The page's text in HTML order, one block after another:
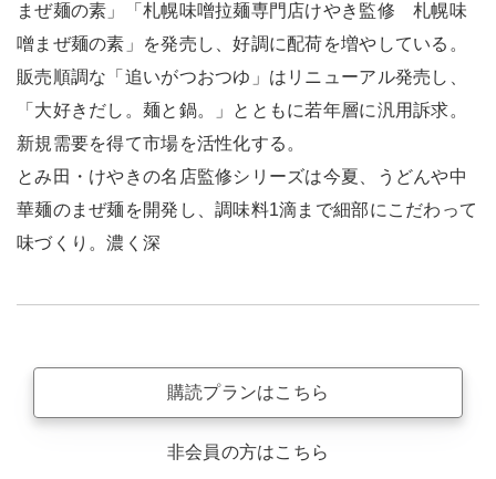
まぜ麺の素」「札幌味噌拉麺専門店けやき監修 札幌味
噌まぜ麺の素」を発売し、好調に配荷を増やしている。
販売順調な「追いがつおつゆ」はリニューアル発売し、
「大好きだし。麺と鍋。」とともに若年層に汎用訴求。
新規需要を得て市場を活性化する。
とみ田・けやきの名店監修シリーズは今夏、うどんや中
華麺のまぜ麺を開発し、調味料1滴まで細部にこだわって
味づくり。濃く深
購読プランはこちら
非会員の方はこちら